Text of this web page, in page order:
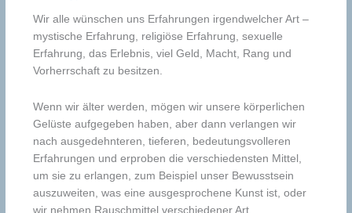
Wir alle wünschen uns Erfahrungen irgendwelcher Art –
mystische Erfahrung, religiöse Erfahrung, sexuelle
Erfahrung, das Erlebnis, viel Geld, Macht, Rang und
Vorherrschaft zu besitzen.
Wenn wir älter werden, mögen wir unsere körperlichen
Gelüste aufgegeben haben, aber dann verlangen wir
nach ausgedehnteren, tieferen, bedeutungsvolleren
Erfahrungen und erproben die verschiedensten Mittel,
um sie zu erlangen, zum Beispiel unser Bewusstsein
auszuweiten, was eine ausgesprochene Kunst ist, oder
wir nehmen Rauschmittel verschiedener Art.